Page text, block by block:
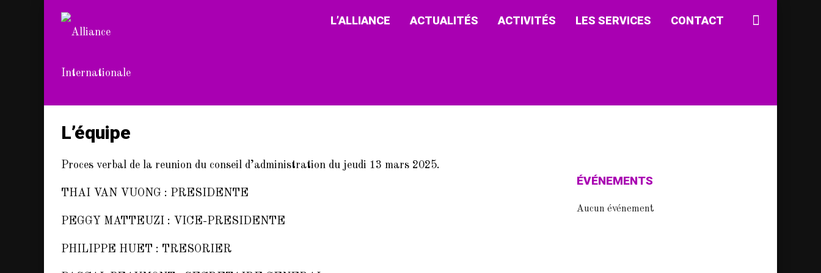
L’ALLIANCE ACTUALITÉS ACTIVITÉS LES SERVICES CONTACT
L’équipe
Proces verbal de la reunion du conseil d’administration du jeudi 13 mars 2025.
THAI VAN VUONG : PRESIDENTE
PEGGY MATTEUZI : VICE-PRESIDENTE
PHILIPPE HUET : TRESORIER
ÉVÉNEMENTS
Aucun événement